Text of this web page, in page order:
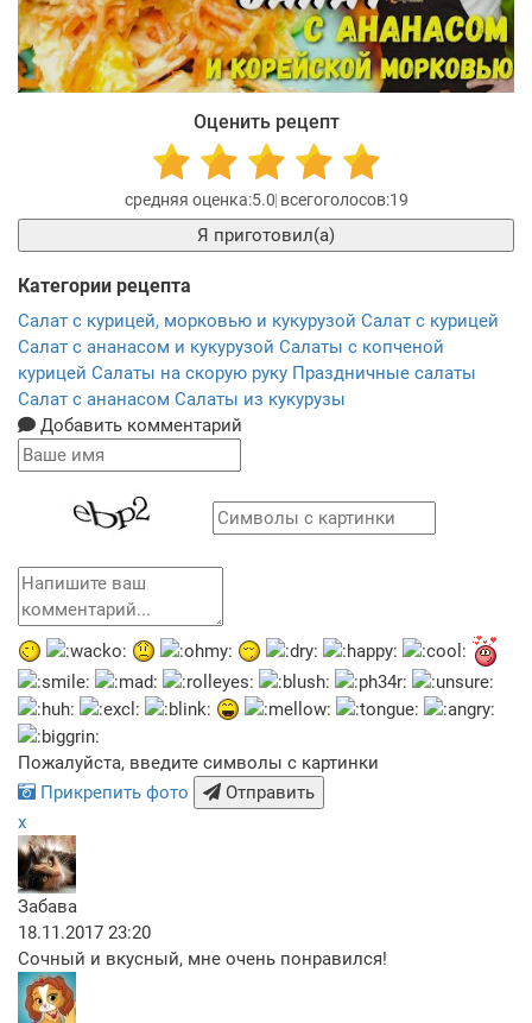
Оценить рецепт
5.0 19
Я приготовил(а)
Категории рецепта
Салат с курицей, морковью и кукурузой Салат с курицей
Салат с ананасом и кукурузой Салаты с копченой
курицей Салаты на скорую руку Праздничные салаты
Салат с ананасом Салаты из кукурузы
Добавить комментарий
Пожалуйста, введите символы с картинки
Прикрепить фото
Отправить
x
Забава
18.11.2017 23:20
Сочный и вкусный, мне очень понравился!